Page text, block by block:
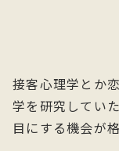
接客心理学とか
学を研究してい
目にする機会が